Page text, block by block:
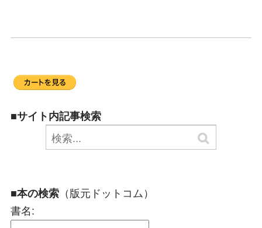
■サイト内記事検索
■本の検索 （版元ドットコム）
書名: